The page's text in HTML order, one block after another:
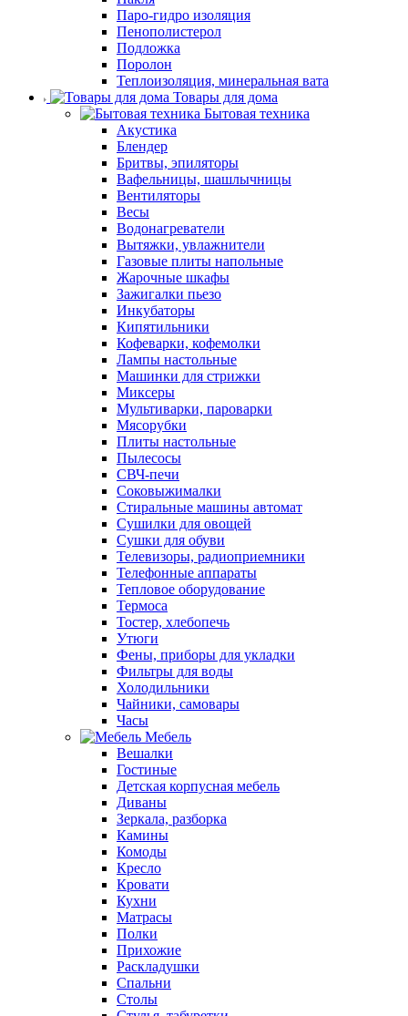
Паро-гидро изоляция
Пенополистерол
Подложка
Поролон
Теплоизоляция, минеральная вата
Товары для дома
Бытовая техника
Акустика
Блендер
Бритвы, эпиляторы
Вафельницы, шашлычницы
Вентиляторы
Весы
Водонагреватели
Вытяжки, увлажнители
Газовые плиты напольные
Жарочные шкафы
Зажигалки пьезо
Инкубаторы
Кипятильники
Кофеварки, кофемолки
Лампы настольные
Машинки для стрижки
Миксеры
Мультиварки, пароварки
Мясорубки
Плиты настольные
Пылесосы
СВЧ-печи
Соковыжималки
Стиральные машины автомат
Сушилки для овощей
Сушки для обуви
Телевизоры, радиоприемники
Телефонные аппараты
Тепловое оборудование
Термоса
Тостер, хлебопечь
Утюги
Фены, приборы для укладки
Фильтры для воды
Холодильники
Чайники, самовары
Часы
Мебель
Вешалки
Гостиные
Детская корпусная мебель
Диваны
Зеркала, разборка
Камины
Комоды
Кресло
Кровати
Кухни
Матрасы
Полки
Прихожие
Раскладушки
Спальни
Столы